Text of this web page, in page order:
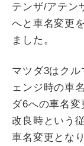
テンザ/アテン
へと車名変更
ました。
マツダ3はク
ェンジ時の車
ダ6への車名
改良時という
車名変更とな